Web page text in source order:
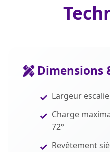
Dimensions
Largeur
Charge
72°
Revêtement